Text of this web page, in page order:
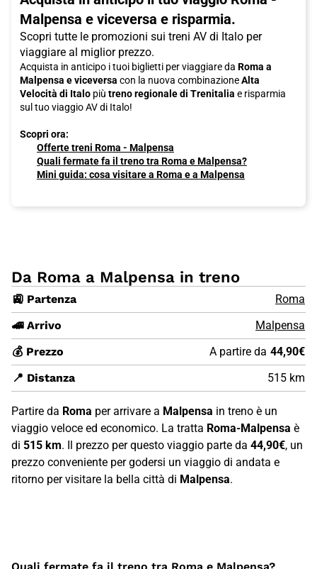
Malpensa e viceversa e risparmia.
Scopri tutte le promozioni sui treni AV di Italo per
viaggiare al miglior prezzo.
Acquista in anticipo i tuoi biglietti per viaggiare da Roma a
Malpensa e viceversa con la nuova combinazioneAlta
Velocità di Italo più treno regionale di Trenitalia e risparmia
sul tuo viaggio AV di Italo!
Scopri ora:
Offerte treni Roma - Malpensa
Quali fermate fa il treno tra Roma e Malpensa?
Mini guida: cosa visitare a Roma e a Malpensa
Da Roma a Malpensa in treno
🚉 Partenza
Roma
🚄 Arrivo
Malpensa
💰 Prezzo
A partire da 44,90€
📍 Distanza
515 km
Partire da Roma per arrivare a Malpensa in treno è un
viaggio veloce ed economico. La tratta Roma-Malpensa è
di 515 km. Il prezzo per questo viaggio parte da 44,90€, un
prezzo conveniente per godersi un viaggio di andata e
ritorno per visitare la bella città di Malpensa.